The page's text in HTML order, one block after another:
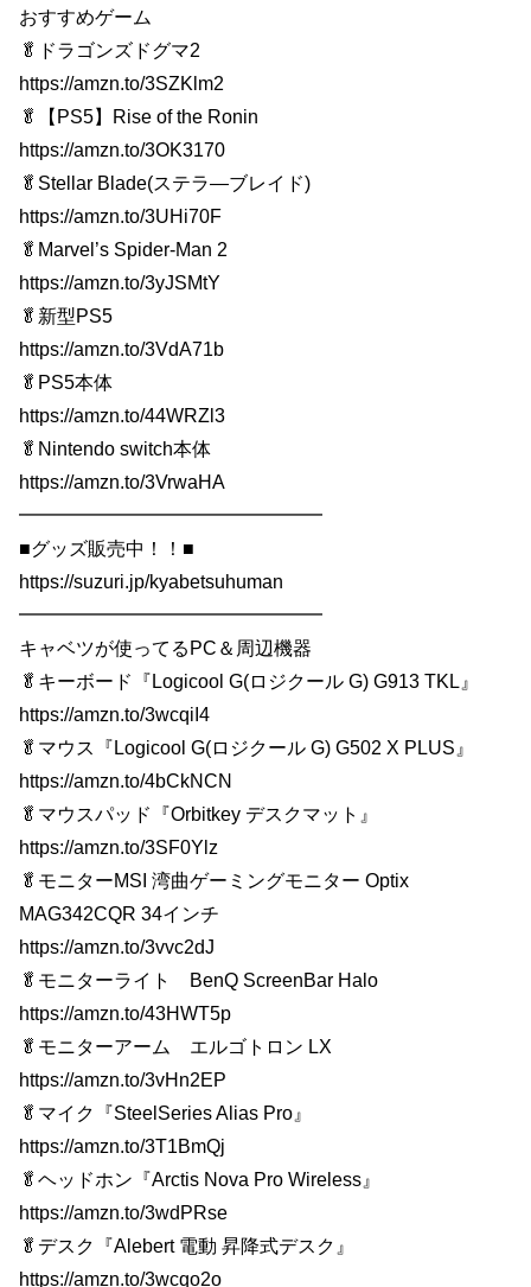
おすすめゲーム
🥬ドラゴンズドグマ2
https://amzn.to/3SZKlm2
🥬【PS5】Rise of the Ronin
https://amzn.to/3OK3170
🥬Stellar Blade(ステラ―ブレイド)
https://amzn.to/3UHi70F
🥬Marvel’s Spider-Man 2
https://amzn.to/3yJSMtY
🥬新型PS5
https://amzn.to/3VdA71b
🥬PS5本体
https://amzn.to/44WRZl3
🥬Nintendo switch本体
https://amzn.to/3VrwaHA
━━━━━━━━━━━━━━━━
■グッズ販売中！！■
https://suzuri.jp/kyabetsuhuman
━━━━━━━━━━━━━━━━
キャベツが使ってるPC＆周辺機器
🥬キーボード『Logicool G(ロジクール G) G913 TKL』
https://amzn.to/3wcqiI4
🥬マウス『Logicool G(ロジクール G) G502 X PLUS』
https://amzn.to/4bCkNCN
🥬マウスパッド『Orbitkey デスクマット』
https://amzn.to/3SF0Ylz
🥬モニターMSI 湾曲ゲーミングモニター Optix
MAG342CQR 34インチ
https://amzn.to/3vvc2dJ
🥬モニターライト BenQ ScreenBar Halo
https://amzn.to/43HWT5p
🥬モニターアーム エルゴトロン LX
https://amzn.to/3vHn2EP
🥬マイク『SteelSeries Alias Pro』
https://amzn.to/3T1BmQj
🥬ヘッドホン『Arctis Nova Pro Wireless』
https://amzn.to/3wdPRse
🥬デスク『Alebert 電動 昇降式デスク』
https://amzn.to/3wcqo2o